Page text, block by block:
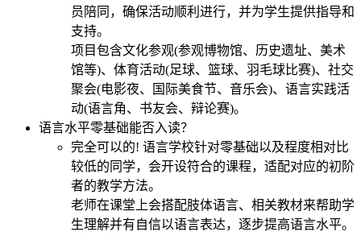
员陪同，确保活动顺利进行，并为学生提供指导和
支持。
项目包含文化参观(参观博物馆、历史遗址、美术
馆等)、体育活动(足球、篮球、羽毛球比赛)、社交
聚会(电影夜、国际美食节、音乐会)、语言实践活
动(语言角、书友会、辩论赛)。
语言水平零基础能否入读？
完全可以的! 语言学校针对零基础以及程度相对比
较低的同学，会开设符合的课程，适配对应的初阶
者的教学方法。
老师在课堂上会搭配肢体语言、相关教材来帮助学
生理解并有自信以语言表达，逐步提高语言水平。